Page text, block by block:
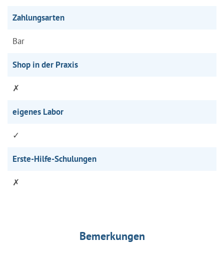
Zahlungsarten
Bar
Shop in der Praxis
✗
eigenes Labor
✓
Erste-Hilfe-Schulungen
✗
Bemerkungen